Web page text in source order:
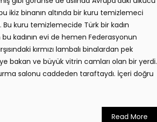
ikiz binanın altında bir kuru temizlemeci
Bu kuru temizlemecide Türk bir kadın
kadının evi de hemen Federasyonun
kırmızı lambalı binalardan pek
bakan ve büyük vitrin camları olan bir yerdi.
salonu caddeden taraftaydı. İçeri doğru
Read More